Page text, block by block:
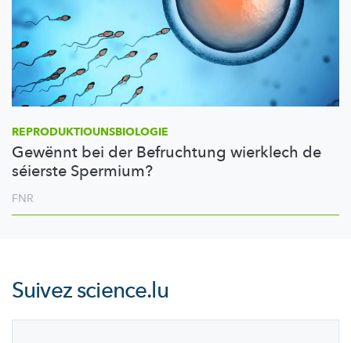
REPRODUKTIOUNSBIOLOGIE
Gewënnt bei der Befruchtung wierklech de
séierste Spermium?
FNR
Suivezscience.lu